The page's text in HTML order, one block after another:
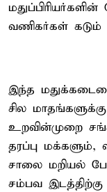
வணிகர்கள் கடும்
இந்த
சில
உறவின்முறை
தரப்பு மக்களும்,
சாலை மறியல்
சம்பவ இடத்திற்கு